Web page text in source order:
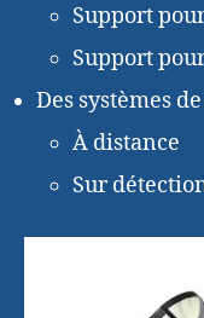
Support
Support
Des systèmes
À distance
Sur